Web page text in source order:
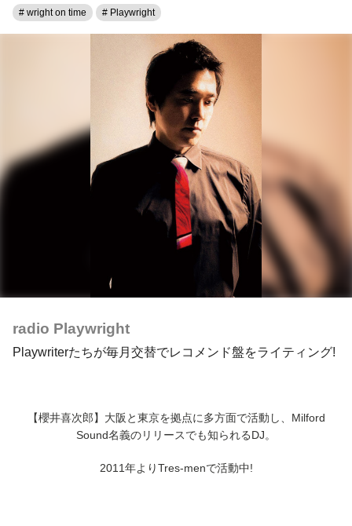
# wright on time # Playwright
radio Playwright
Playwriterたちが毎月交替でレコメンド盤をライティング!
【櫻井喜次郎】大阪と東京を拠点に多方面で活動し、Milford
Sound名義のリリースでも知られるDJ。
2011年よりTres-menで活動中!